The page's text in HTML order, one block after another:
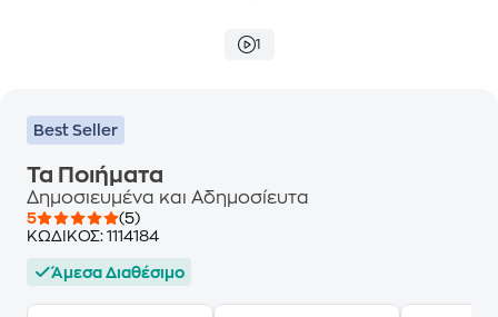
1
Best Seller
Τα Ποιήματα
Δημοσιευμένα και Αδημοσίευτα
5
(5)
ΚΩΔΙΚΟΣ: 1114184
Άμεσα Διαθέσιμο